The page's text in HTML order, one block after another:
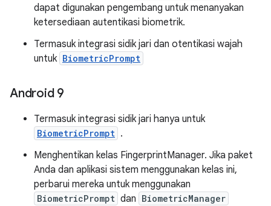
dapat digunakan pengembang untuk menanyakan
ketersediaan autentikasi biometrik.
Termasuk integrasi sidik jari dan otentikasi wajah
untuk BiometricPrompt
Android 9
Termasuk integrasi sidik jari hanya untuk
BiometricPrompt .
Menghentikan kelas FingerprintManager. Jika paket
Anda dan aplikasi sistem menggunakan kelas ini,
perbarui mereka untuk menggunakan
BiometricPrompt dan BiometricManager